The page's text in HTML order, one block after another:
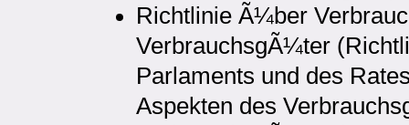
Richtlinie Ã¼ber
VerbrauchsgÃ¼ter
Parlaments und des
Aspekten des